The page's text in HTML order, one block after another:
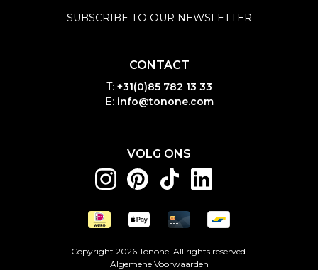
CONTACT
T: +31(0)85 782 13 33
E: info@tonone.com
VOLG ONS
SUBSCRIBE TO OUR NEWSLETTER
Copyright 2026 Tonone. All rights reserved.
Algemene Voorwaarden